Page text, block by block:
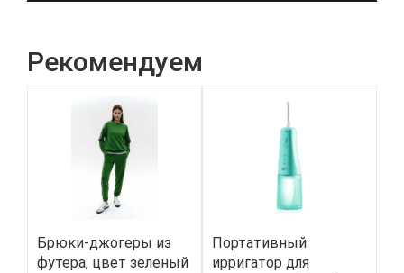
Рекомендуем
Брюки-джогеры из
футера, цвет зеленый
Портативный
ирригатор для